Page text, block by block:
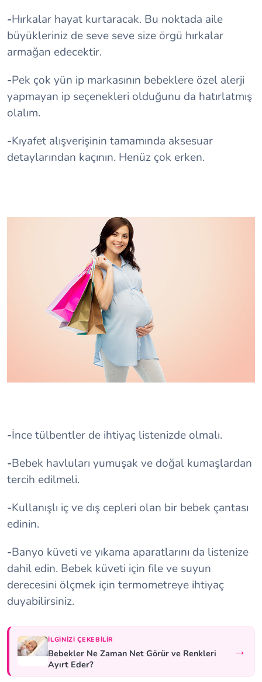
-Hırkalar hayat kurtaracak. Bu noktada aile
büyükleriniz de seve seve size örgü hırkalar
armağan edecektir.
-Pek çok yün ip markasının bebeklere özel alerji
yapmayan ip seçenekleri olduğunu da hatırlatmış
olalım.
-Kıyafet alışverişinin tamamında aksesuar
detaylarından kaçının. Henüz çok erken.
-İnce tülbentler de ihtiyaç listenizde olmalı.
-Bebek havluları yumuşak ve doğal kumaşlardan
tercih edilmeli.
-Kullanışlı iç ve dış cepleri olan bir bebek çantası
edinin.
-Banyo küveti ve yıkama aparatlarını da listenize
dahil edin. Bebek küveti için file ve suyun
derecesini ölçmek için termometreye ihtiyaç
duyabilirsiniz.
İLGINIZI ÇEKEBILIR
Bebekler Ne Zaman Net Görür ve Renkleri
Ayırt Eder?
→